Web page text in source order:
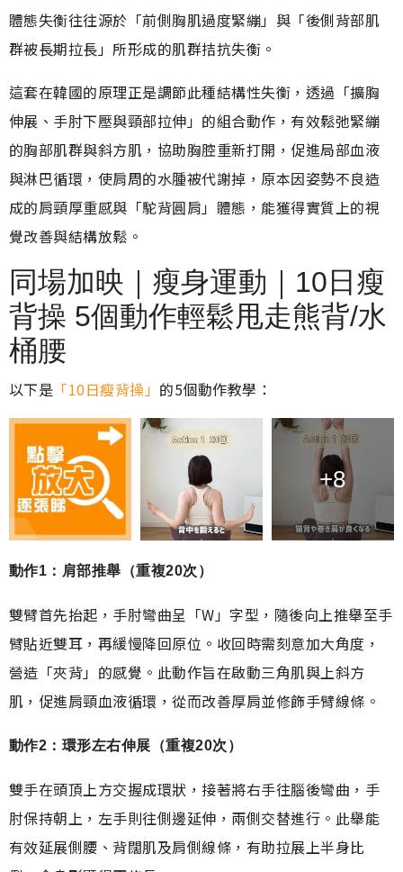
體態失衡往往源於「前側胸肌過度緊繃」與「後側背部肌
群被長期拉長」所形成的肌群拮抗失衡。
這套在韓國的原理正是調節此種結構性失衡，透過「擴胸
伸展、手肘下壓與頸部拉伸」的組合動作，有效鬆弛緊繃
的胸部肌群與斜方肌，協助胸腔重新打開，促進局部血液
與淋巴循環，使肩周的水腫被代謝掉，原本因姿勢不良造
成的肩頸厚重感與「駝背圓肩」體態，能獲得實質上的視
覺改善與結構放鬆。
同場加映｜瘦身運動｜10日瘦
背操 5個動作輕鬆甩走熊背/水
桶腰
以下是 「10日瘦背操」 的5個動作教學：
+8
動作1：肩部推舉（重複20次）
雙臂首先抬起，手肘彎曲呈「W」字型，隨後向上推舉至手
臂貼近雙耳，再緩慢降回原位。收回時需刻意加大角度，
營造「夾背」的感覺。此動作旨在啟動三角肌與上斜方
肌，促進肩頸血液循環，從而改善厚肩並修飾手臂線條。
動作2：環形左右伸展（重複20次）
雙手在頭頂上方交握成環狀，接著將右手往腦後彎曲，手
肘保持朝上，左手則往側邊延伸，兩側交替進行。此舉能
有效延展側腰、背闊肌及肩側線條，有助拉展上半身比